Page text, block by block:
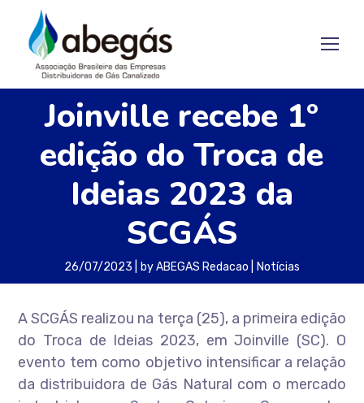
Joinville recebe 1º
edição do Troca de
Ideias 2023 da
SCGÁS
26/07/2023 byABEGAS Redacao Notícias
A SCGÁS realizou na terça (25), a primeira edição
do Troca de Ideias 2023, em Joinville (SC). O
evento tem como objetivo intensificar a relação
da distribuidora de Gás Natural com o mercado